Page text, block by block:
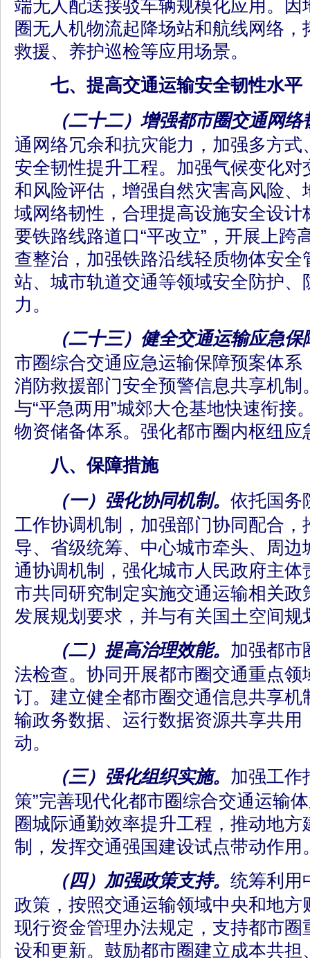
端无人配送接驳车辆规模化应用。因
圈无人机物流起降场站和航线网络
救援、养护巡检等应用场景。
七、提高交通运输安全韧性水平
（二十二）增强都市圈交通网络
通网络冗余和抗灾能力，加强多方式
安全韧性提升工程。加强气候变化
和风险评估，增强自然灾害高风险、
域网络韧性，合理提高设施安全设计
要铁路线路道口“平改立”，开展上跨
查整治，加强铁路沿线轻质物体安全
站、城市轨道交通等领域安全防护、
力。
（二十三）健全交通运输应急保
市圈综合交通应急运输保障预案体系
消防救援部门安全预警信息共享机制
与“平急两用”城郊大仓基地快速衔接
物资储备体系。强化都市圈内枢纽应
八、保障措施
（一）强化协同机制。 依托国务
工作协调机制，加强部门协同配合，
导、省级统筹、中心城市牵头、周
通协调机制，强化城市人民政府主体
市共同研究制定实施交通运输相关政
发展规划要求，并与有关国土空间规
（二）提高治理效能。 加强都市
法检查。协同开展都市圈交通重点领
订。建立健全都市圈交通信息共享机
输政务数据、运行数据资源共享共用
动。
（三）强化组织实施。 加强工作
策”完善现代化都市圈综合交通运输
圈城际通勤效率提升工程，推动地
制，发挥交通强国建设试点带动作用
（四）加强政策支持。 统筹利用
政策，按照交通运输领域中央和地方
现行资金管理办法规定，支持都市圈
设和更新。鼓励都市圈建立成本共担